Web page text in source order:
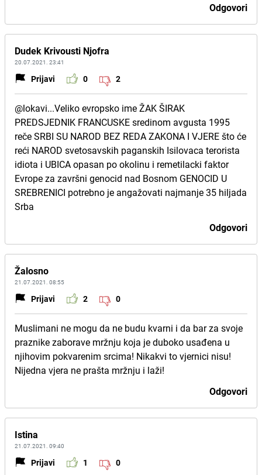
Odgovori
Dudek Krivousti Njofra
20.07.2021. 23:41
Prijavi 0 2
@lokavi...Veliko evropsko ime ŽAK ŠIRAK
PREDSJEDNIK FRANCUSKE sredinom avgusta 1995
reče SRBI SU NAROD BEZ REDA ZAKONA I VJERE što će
reći NAROD svetosavskih paganskih Isilovaca terorista
idiota i UBICA opasan po okolinu i remetilacki faktor
Evrope za završni genocid nad Bosnom GENOCID U
SREBRENICI potrebno je angažovati najmanje 35 hiljada
Srba
Odgovori
Žalosno
21.07.2021. 08:55
Prijavi 2 0
Muslimani ne mogu da ne budu kvarni i da bar za svoje
praznike zaborave mržnju koja je duboko usađena u
njihovim pokvarenim srcima! Nikakvi to vjernici nisu!
Nijedna vjera ne prašta mržnju i laži!
Odgovori
Istina
21.07.2021. 09:40
Prijavi 1 0